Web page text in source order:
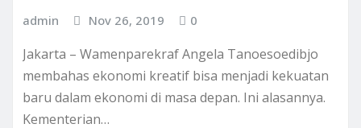
admin Nov 26, 2019 0
Jakarta – Wamenparekraf Angela Tanoesoedibjo
membahas ekonomi kreatif bisa menjadi kekuatan
baru dalam ekonomi di masa depan. Ini alasannya.
Kementerian…